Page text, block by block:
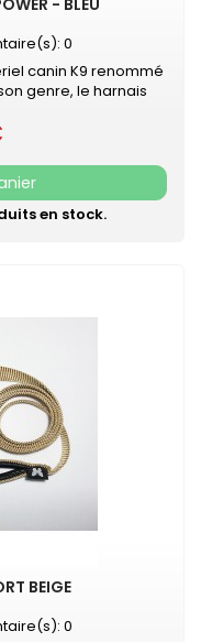
- BLEU
0
canin K9 renommé
genre, le harnais
en ville. Le harnais
pour le loisir
au parc. Sa poignée
en stock.
BEIGE
0